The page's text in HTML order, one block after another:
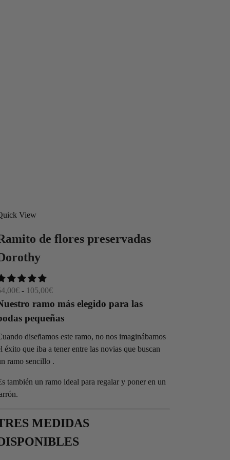
View
de flores preservadas
€ - 105,00€Rango
de
precios:
54,00€
hasta
105,00€
ramo más elegido para las
pequeñas
diseñamos este ramo, no nos imaginábamos
éxito que iba a tener entre las novias que buscan
ramo sencillo .
también un ramo ideal para regalar y poner en un
MEDIDAS